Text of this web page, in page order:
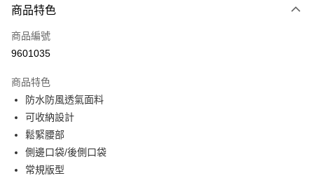
信用卡一次付款
信用卡分期付款
合作金庫商業銀行
華南商業銀行
上海商業儲蓄銀行
國泰世華商業銀行
臺灣中小企業銀行
匯豐（台灣）商業銀行
聯邦商業銀行
LINE Pay
Apple Pay
街口支付
悠遊付
商品特色
商品編號
9601035
商品特色
防水防風透氣面料
可收納設計
鬆緊腰部
側邊口袋/後側口袋
常規版型